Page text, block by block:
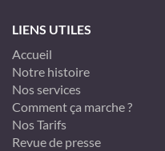
LIENS UTILES
Accueil
Notre histoire
Nos services
Comment ça marche ?
Nos Tarifs
Revue de presse